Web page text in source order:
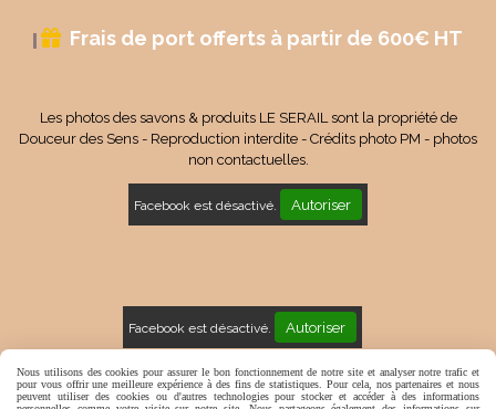
 Frais de port offerts à partir de 600€ HT
Les photos des savons & produits LE SERAIL sont la propriété de
Douceur des Sens - Reproduction interdite - Crédits photo PM - photos
non contactuelles.
Facebook est désactivé. Autoriser
Facebook est désactivé. Autoriser
Mentions Légales Conditions générales de vente
Politique de confidentialité Gestion cookies Mon Compte
Nous utilisons des cookies pour assurer le bon fonctionnement de notre site et analyser notre trafic et
pour vous offrir une meilleure expérience à des fins de statistiques. Pour cela, nos partenaires et nous
peuvent utiliser des cookies ou d'autres technologies pour stocker et accéder à des informations